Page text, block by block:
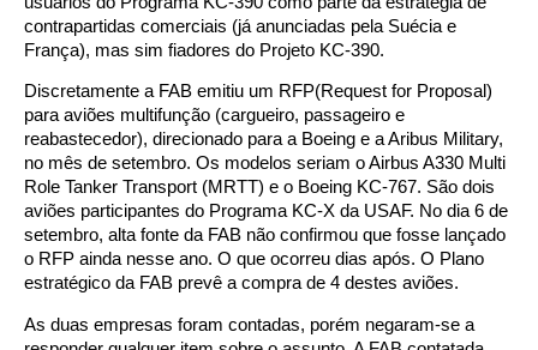
contrapartidas comerciais (já anunciadas pela Suécia e
França), mas sim fiadores do Projeto KC-390.
Discretamente a FAB emitiu um RFP(Request for Proposal)
para aviões multifunção (cargueiro, passageiro e
reabastecedor), direcionado para a Boeing e a Aribus Military,
no mês de setembro. Os modelos seriam o Airbus A330 Multi
Role Tanker Transport (MRTT) e o Boeing KC-767. São dois
aviões participantes do Programa KC-X da USAF. No dia 6 de
setembro, alta fonte da FAB não confirmou que fosse lançado
o RFP ainda nesse ano. O que ocorreu dias após. O Plano
estratégico da FAB prevê a compra de 4 destes aviões.
As duas empresas foram contadas, porém negaram-se a